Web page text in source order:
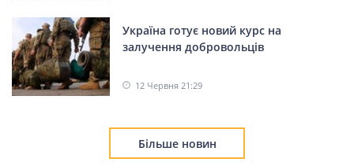
Україна готує новий курс на
залучення добровольців
12 Червня 21:29
Більше новин